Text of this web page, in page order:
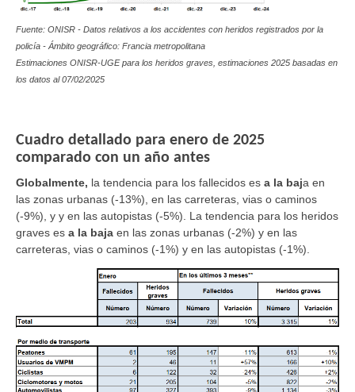
Fuente: ONISR - Datos relativos a los accidentes con heridos registrados por la
policía - Ámbito geográfico: Francia metropolitana
Estimaciones ONISR-UGE para los heridos graves, estimaciones 2025 basadas en
los datos al 07/02/2025
Cuadro detallado para enero de 2025
comparado con un año antes
Globalmente, la tendencia para los fallecidos es a la baja en
las zonas urbanas (-13%), en las carreteras, vias o caminos
(-9%), y y en las autopistas (-5%). La tendencia para los heridos
graves es a la baja en las zonas urbanas (-2%) y en las
carreteras, vias o caminos (-1%) y en las autopistas (-1%).